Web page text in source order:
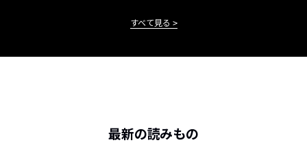
すべて見る
最新の読みもの